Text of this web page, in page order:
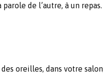
de l’autre, à un
oreilles, dans votre